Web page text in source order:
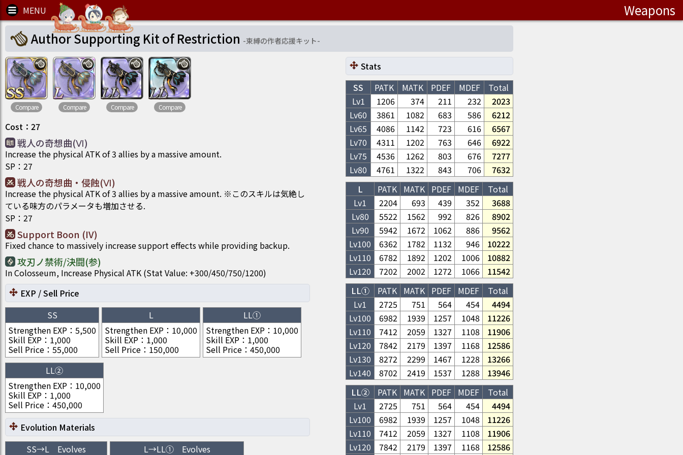
Weapons
Author Supporting Kit of Restriction -束縛の作者応援キット-
Compare Compare Compare Compare
Cost ： 27
戦人の奇想曲(Ⅵ)
Increase the physical ATK of 3 allies by a massive amount.
SP ： 27
戦人の奇想曲・侵蝕(Ⅵ)
Increase the physical ATK of 3 allies by a massive amount. ※このスキルは気絶し
ている味方のパラメータも増加させる.
SP ： 27
Support Boon (IV)
Fixed chance to massively increase support effects while providing backup.
攻刃ノ禁術/決闘(参)
In Colosseum, Increase Physical ATK (Stat Value: +300/450/750/1200)
Stats
SS
PATK MATK PDEF MDEF
Total
Lv1
1206 374 211 232
2023
Lv60 3861 1082 683 586
6212
Lv65 4086 1142 723 616
6567
Lv70 4311 1202 763 646
6922
Lv75 4536 1262 803 676
7277
Lv80 4761 1322 843 706
7632
L
PATK MATK PDEF MDEF
Total
Lv1
2204 693 439 352
3688
Lv80 5522 1562 992 826
8902
Lv90 5942 1672 1062 886
9562
Lv100 6362 1782 1132 946
10222
Lv110 6782 1892 1202 1006
10882
Lv120 7202 2002 1272 1066
11542
LL①
PATK MATK PDEF MDEF
Total
Lv1
2725 751 564 454
4494
Lv100 6982 1939 1257 1048
11226
Lv110 7412 2059 1327 1108
11906
Lv120 7842 2179 1397 1168
12586
Lv130 8272 2299 1467 1228
13266
Lv140 8702 2419 1537 1288
13946
LL②
PATK MATK PDEF MDEF
Total
Lv1
2725 751 564 454
4494
Lv100 6982 1939 1257 1048
11226
Lv110 7412 2059 1327 1108
11906
Lv120 7842 2179 1397 1168
12586
EXP / Sell Price
SS
Strengthen EXP ： 5,500
Skill EXP ： 1,000
Sell Price ： 55,000
L
Strengthen EXP ： 10,000
Skill EXP ： 1,000
Sell Price ： 150,000
LL①
Strengthen EXP ： 10,000
Skill EXP ： 1,000
Sell Price ： 450,000
LL②
Strengthen EXP ： 10,000
Skill EXP ： 1,000
Sell Price ： 450,000
Evolution Materials
SS→L Evolves L→LL① Evolves